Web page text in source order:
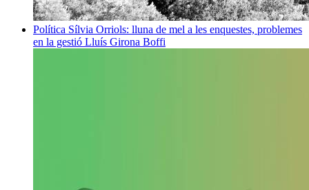
Política Sílvia Orriols: lluna de mel a les enquestes, problemes
en la gestió Lluís Girona Boffi